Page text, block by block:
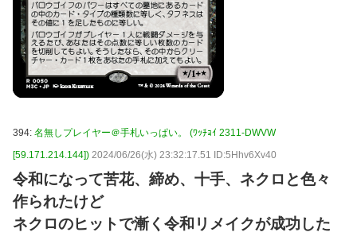
394: 名無しプレイヤー＠手札いっぱい。 (ﾜｯﾁｮｲ 2311-DWVW
[59.171.214.144]) 2024/06/26(水) 23:32:17.51 ID:5Hhv6Xv40
令和になって苦花、締め、十手、ネクロと色々
作られたけど
ネクロのヒットで漸く令和リメイクが成功した